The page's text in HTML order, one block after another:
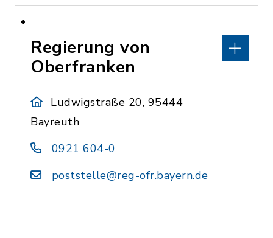
Regierung von
Oberfranken
Ludwigstraße 20, 95444
Bayreuth
0921 604-0
poststelle@reg-ofr.bayern.de